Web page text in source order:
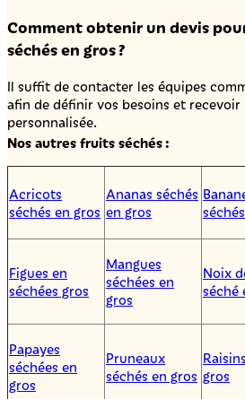
Comment obtenir un devis
séchés en gros ?
Il suffit de contacter les équipes
afin de définir vos besoins et
personnalisée.
Nos autres fruits séchés :
Acricots
séchés en gros
Ananas séchés
en gros
Figues en
séchées gros
Mangues
séchées en
gros
Noix
séché
Papayes
séchées en
gros
Pruneaux
séchés en gros gros